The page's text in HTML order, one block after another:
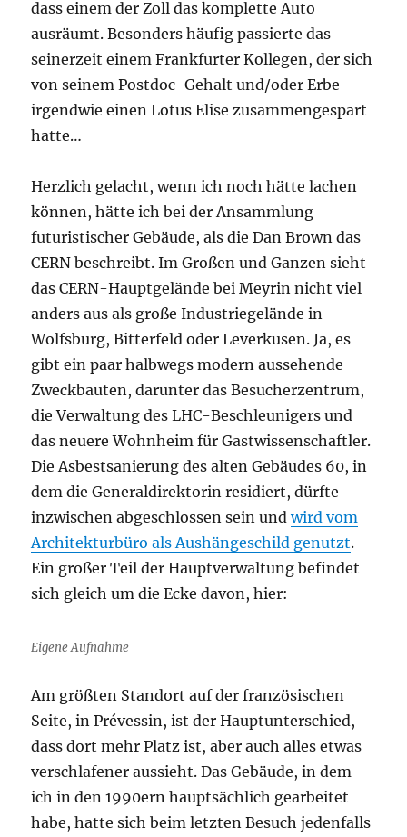
dass einem der Zoll das komplette Auto
ausräumt. Besonders häufig passierte das
seinerzeit einem Frankfurter Kollegen, der sich
von seinem Postdoc-Gehalt und/oder Erbe
irgendwie einen Lotus Elise zusammengespart
hatte…
Herzlich gelacht, wenn ich noch hätte lachen
können, hätte ich bei der Ansammlung
futuristischer Gebäude, als die Dan Brown das
CERN beschreibt. Im Großen und Ganzen sieht
das CERN-Hauptgelände bei Meyrin nicht viel
anders aus als große Industriegelände in
Wolfsburg, Bitterfeld oder Leverkusen. Ja, es
gibt ein paar halbwegs modern aussehende
Zweckbauten, darunter das Besucherzentrum,
die Verwaltung des LHC-Beschleunigers und
das neuere Wohnheim für Gastwissenschaftler.
Die Asbestsanierung des alten Gebäudes 60, in
dem die Generaldirektorin residiert, dürfte
inzwischen abgeschlossen sein undwird vom
Architekturbüro als Aushängeschild genutzt.
Ein großer Teil der Hauptverwaltung befindet
sich gleich um die Ecke davon, hier:
Eigene Aufnahme
Am größten Standort auf der französischen
Seite, in Prévessin, ist der Hauptunterschied,
dass dort mehr Platz ist, aber auch alles etwas
verschlafener aussieht. Das Gebäude, in dem
ich in den 1990ern hauptsächlich gearbeitet
habe, hatte sich beim letzten Besuch jedenfalls